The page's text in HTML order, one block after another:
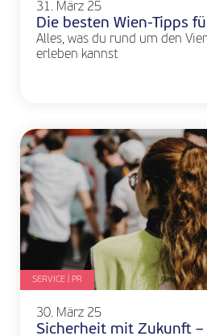
31. März 25
Die besten Wien-Tipps
Alles, was du rund um den
erleben kannst
SERVICE | PR
30. März 25
Sicherheit mit Zukunft –